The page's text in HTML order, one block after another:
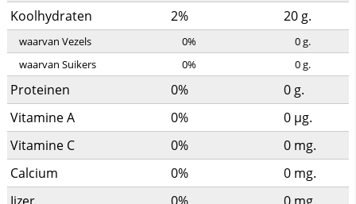
Koolhydraten
2% 20 g.
waarvan Vezels 0% 0g.
waarvan Suikers
0% 0g.
Proteinen 0% 0 g.
Vitamine A
0% 0 µg.
Vitamine C
0% 0 mg.
Calcium
0% 0 mg.